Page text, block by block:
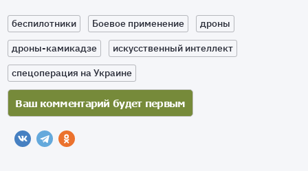
беспилотники Боевое применение
дроны
дроны-камикадзе
искусственный интеллект
спецоперация на Украине